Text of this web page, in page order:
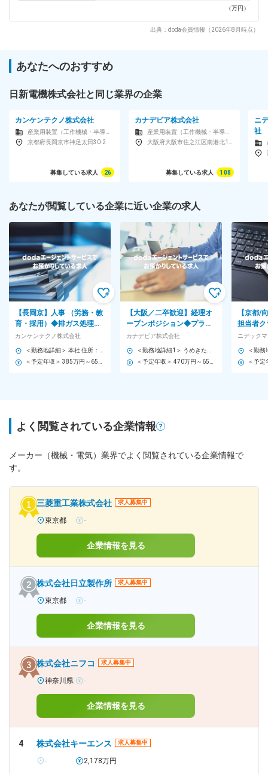
（万円）
出典：doda会員情報（2026年8月時点）
あなたへのおすすめ
日新電機株式会社と同じ業界の企業
カンケンテクノ株式会社
京都府長岡京市神足太田30-2
募集している求人 26
カナデビア株式会社
募集している求人 108
ニ
社
あなたが閲覧している企業に近い企業の求人
【長岡京】人事 （労務・教
育・採用）◆排ガス処理装
置の国内トップ級シェアメ
ーカー／残業10~20H
カンケンテクノ株式会社
【大阪／二卒歓迎】経理オ
ープンポジション◆プライ
ム上場／環境・エネルギー
分野で世界トップクラスの
技術
カナデビア株式会社
【京都/
担当者ク
補）◇プ
判断を
ニデック
よく閲覧されている企業情報
メーカー（機械・電気）業界でよく閲覧されている企業情報で
す。
三菱重工業株式会社 求人募集中
東京都 -
企業情報を見る
株式会社日立製作所 求人募集中
東京都 -
企業情報を見る
株式会社ニフコ 求人募集中
神奈川県 -
企業情報を見る
4 株式会社キーエンス 求人募集中
- 2,178万円